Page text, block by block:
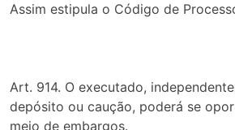
Assim estipula o Código de
Art. 914. O executado,
depósito ou caução, poderá se
meio de embargos.